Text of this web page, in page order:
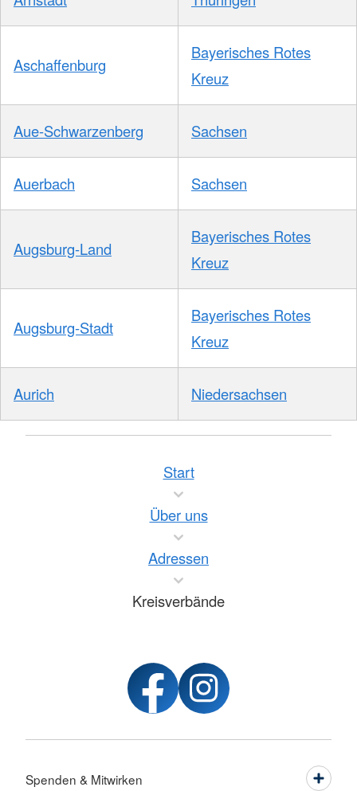
Aschaffenburg
Bayerisches Rotes
Kreuz
Aue-Schwarzenberg Sachsen
Auerbach Sachsen
Augsburg-Land
Bayerisches Rotes
Kreuz
Augsburg-Stadt
Bayerisches Rotes
Kreuz
Aurich Niedersachsen
Start
Über uns
Adressen
Kreisverbände
Spenden & Mitwirken